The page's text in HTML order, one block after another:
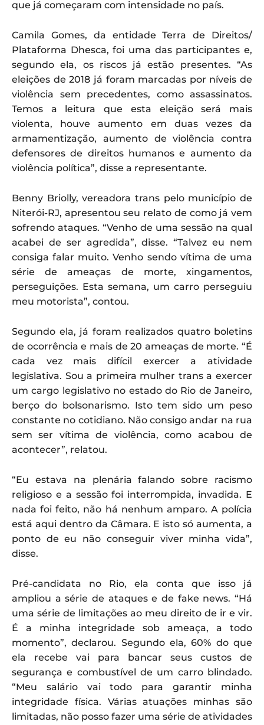
que já começaram com intensidade no país.
Camila Gomes, da entidade Terra de Direitos/
Plataforma Dhesca, foi uma das participantes e,
segundo ela, os riscos já estão presentes. “As
eleições de 2018 já foram marcadas por níveis de
violência sem precedentes, como assassinatos.
Temos a leitura que esta eleição será mais
violenta, houve aumento em duas vezes da
armamentização, aumento de violência contra
defensores de direitos humanos e aumento da
violência política”, disse a representante.
Benny Briolly, vereadora trans pelo município de
Niterói-RJ, apresentou seu relato de como já vem
sofrendo ataques. “Venho de uma sessão na qual
acabei de ser agredida”, disse. “Talvez eu nem
consiga falar muito. Venho sendo vítima de uma
série de ameaças de morte, xingamentos,
perseguições. Esta semana, um carro perseguiu
meu motorista”, contou.
Segundo ela, já foram realizados quatro boletins
de ocorrência e mais de 20 ameaças de morte. “É
cada vez mais difícil exercer a atividade
legislativa. Sou a primeira mulher trans a exercer
um cargo legislativo no estado do Rio de Janeiro,
berço do bolsonarismo. Isto tem sido um peso
constante no cotidiano. Não consigo andar na rua
sem ser vítima de violência, como acabou de
acontecer”, relatou.
“Eu estava na plenária falando sobre racismo
religioso e a sessão foi interrompida, invadida. E
nada foi feito, não há nenhum amparo. A polícia
está aqui dentro da Câmara. E isto só aumenta, a
ponto de eu não conseguir viver minha vida”,
disse.
Pré-candidata no Rio, ela conta que isso já
ampliou a série de ataques e de fake news. “Há
uma série de limitações ao meu direito de ir e vir.
É a minha integridade sob ameaça, a todo
momento”, declarou. Segundo ela, 60% do que
ela recebe vai para bancar seus custos de
segurança e combustível de um carro blindado.
“Meu salário vai todo para garantir minha
integridade física. Várias atuações minhas são
limitadas, não posso fazer uma série de atividades